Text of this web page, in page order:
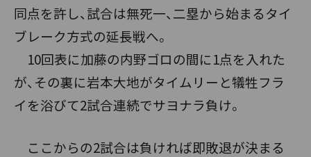
同点を許し、試合は無死一、二塁から始まるタイ
ブレーク方式の延長戦へ。
10回表に加藤の内野ゴロの間に1点を入れた
が、その裏に岩本大地がタイムリーと犠牲フラ
イを浴びて2試合連続でサヨナラ負け。
ここからの2試合は負ければ即敗退が決まる